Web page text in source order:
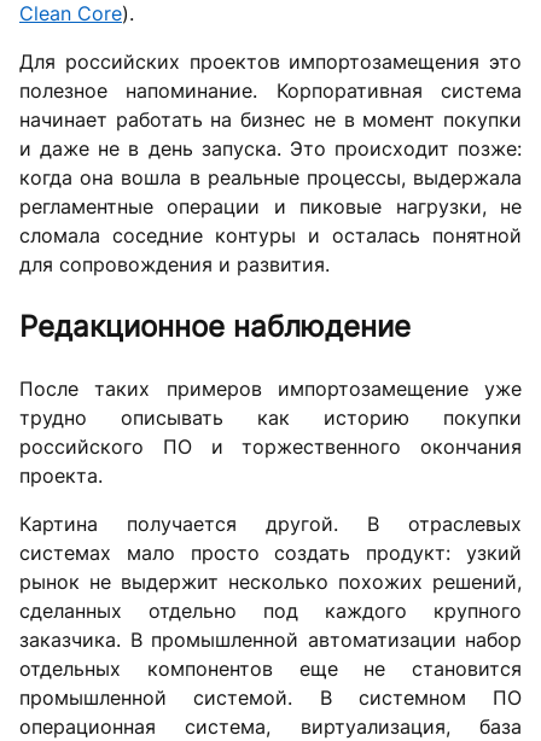
Clean Core).
Для российских проектов импортозамещения это
полезное напоминание. Корпоративная система
начинает работать на бизнес не в момент покупки
и даже не в день запуска. Это происходит позже:
когда она вошла в реальные процессы, выдержала
регламентные операции и пиковые нагрузки, не
сломала соседние контуры и осталась понятной
для сопровождения и развития.
Редакционное наблюдение
После таких примеров импортозамещение уже
трудно описывать как историю покупки
российского ПО и торжественного окончания
проекта.
Картина получается другой. В отраслевых
системах мало просто создать продукт: узкий
рынок не выдержит несколько похожих решений,
сделанных отдельно под каждого крупного
заказчика. В промышленной автоматизации набор
отдельных компонентов еще не становится
промышленной системой. В системном ПО
операционная система, виртуализация, база